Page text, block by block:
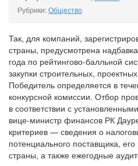
Рубрики:Общество
Так, для компаний,
страны, предусмотрена
года по рейтингово-балльной
закупки строительных,
Победитель определяется в
конкурсной комиссии. Отбор
в соответствии с
вице-министр финансов РК
критериев — сведения о
потенциального поставщика,
страны, а также ежегодные